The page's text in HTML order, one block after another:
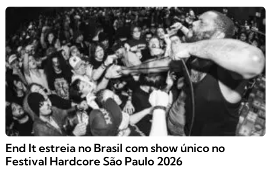
End It estreia no Brasil com show único no
Festival Hardcore São Paulo 2026